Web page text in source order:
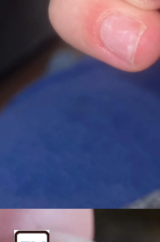
संक्रमण का खतरा